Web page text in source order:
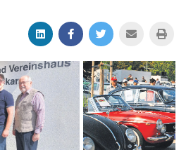
Mäckle,
und der
Errol
Bürger- und
Stotz
Zum
Oldtimertreffen
des Fördervereins
Zell am Neckar
reisen etwa 450
historische
Fahrzeuge an.